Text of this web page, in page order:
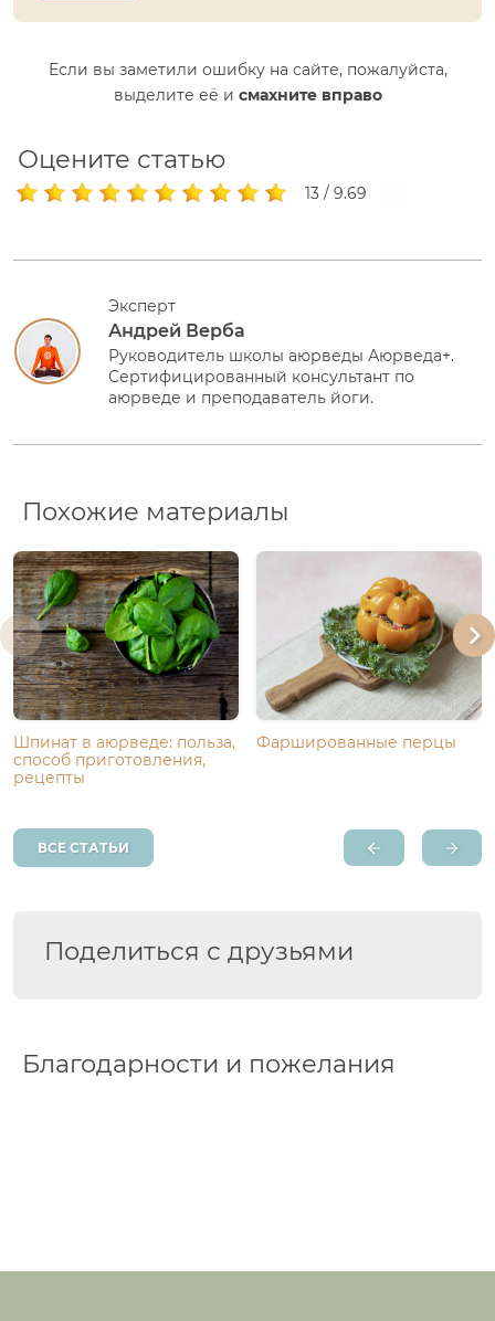
Если вы заметили ошибку на сайте, пожалуйста,
выделите её и смахните вправо
Оцените статью
13 / 9.69
Эксперт
Андрей Верба
Руководитель школы аюрведы Аюрведа+.
Сертифицированный консультант по
аюрведе и преподаватель йоги.
Похожие материалы
Шпинат в аюрведе: польза,
способ приготовления,
рецепты
Фаршированные перцы
ВСЕ СТАТЬИ
Поделиться с друзьями
Благодарности и пожелания